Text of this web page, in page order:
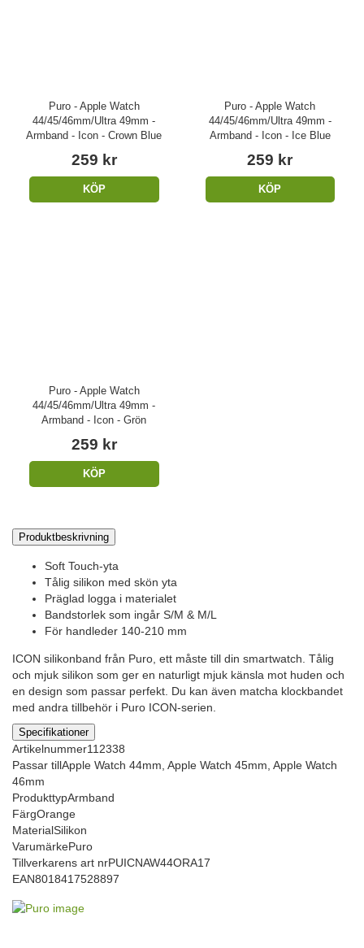
Puro - Apple Watch
44/45/46mm/Ultra 49mm -
Armband - Icon - Crown Blue
259 kr
KÖP
Puro - Apple Watch
44/45/46mm/Ultra 49mm -
Armband - Icon - Ice Blue
259 kr
KÖP
Puro - Apple Watch
44/45/46mm/Ultra 49mm -
Armband - Icon - Grön
259 kr
KÖP
Produktbeskrivning
Soft Touch-yta
Tålig silikon med skön yta
Präglad logga i materialet
Bandstorlek som ingår S/M & M/L
För handleder 140-210 mm
ICON silikonband från Puro, ett måste till din smartwatch. Tålig
och mjuk silikon som ger en naturligt mjuk känsla mot huden och
en design som passar perfekt. Du kan även matcha klockbandet
med andra tillbehör i Puro ICON-serien.
Specifikationer
Artikelnummer112338
Passar tillApple Watch 44mm, Apple Watch 45mm, Apple Watch
46mm
ProdukttypArmband
FärgOrange
MaterialSilikon
VarumärkePuro
Tillverkarens art nrPUICNAW44ORA17
EAN8018417528897